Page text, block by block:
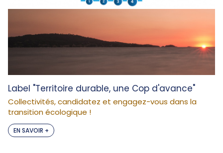
Label "Territoire durable, une Cop d'avance"
Collectivités, candidatez et engagez-vous dans la
transition écologique !
EN SAVOIR +